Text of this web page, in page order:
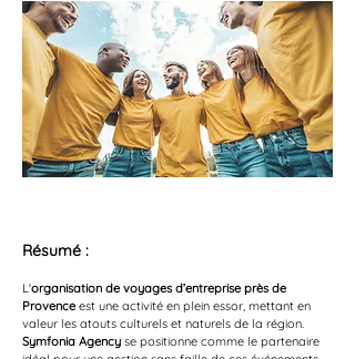
Résumé :
L'organisation de voyages d’entreprise près de
Provence est une activité en plein essor, mettant en
valeur les atouts culturels et naturels de la région.
Symfonia Agency se positionne comme le partenaire